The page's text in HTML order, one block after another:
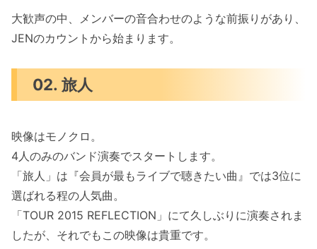
大歓声の中、メンバーの音合わせのような前振りがあり、
JENのカウントから始まります。
02. 旅人
映像はモノクロ。
4人のみのバンド演奏でスタートします。
「旅人」は『会員が最もライブで聴きたい曲』では3位に
選ばれる程の人気曲。
「TOUR 2015 REFLECTION」にて久しぶりに演奏されま
したが、それでもこの映像は貴重です。